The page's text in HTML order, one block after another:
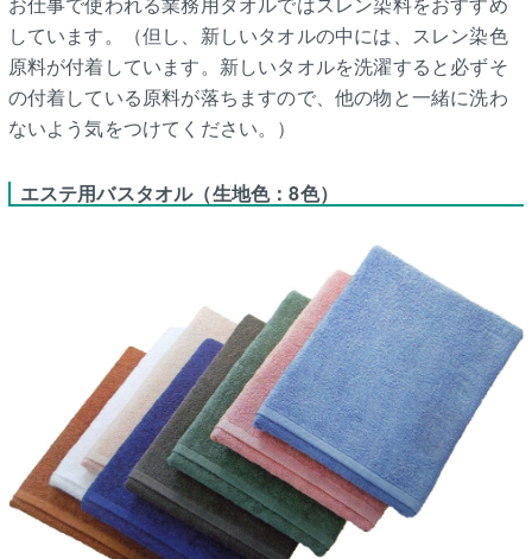
しています。（但し、新しいタオルの中には、スレン染色
原料が付着しています。新しいタオルを洗濯すると必ずそ
の付着している原料が落ちますので、他の物と一緒に洗わ
ないよう気をつけてください。）
エステ用バスタオル（生地色：8色）